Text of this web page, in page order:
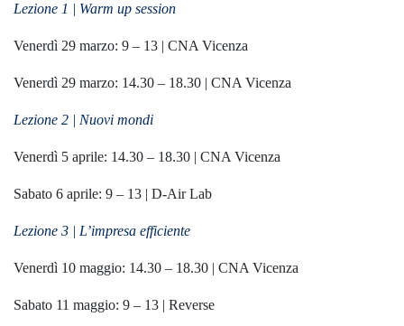
Lezione 1 | Warm up session
Venerdì 29 marzo: 9 – 13 | CNA Vicenza
Venerdì 29 marzo: 14.30 – 18.30 | CNA Vicenza
Lezione 2 | Nuovi mondi
Venerdì 5 aprile: 14.30 – 18.30 | CNA Vicenza
Sabato 6 aprile: 9 – 13 | D-Air Lab
Lezione 3 | L’impresa efficiente
Venerdì 10 maggio: 14.30 – 18.30 | CNA Vicenza
Sabato 11 maggio: 9 – 13 | Reverse